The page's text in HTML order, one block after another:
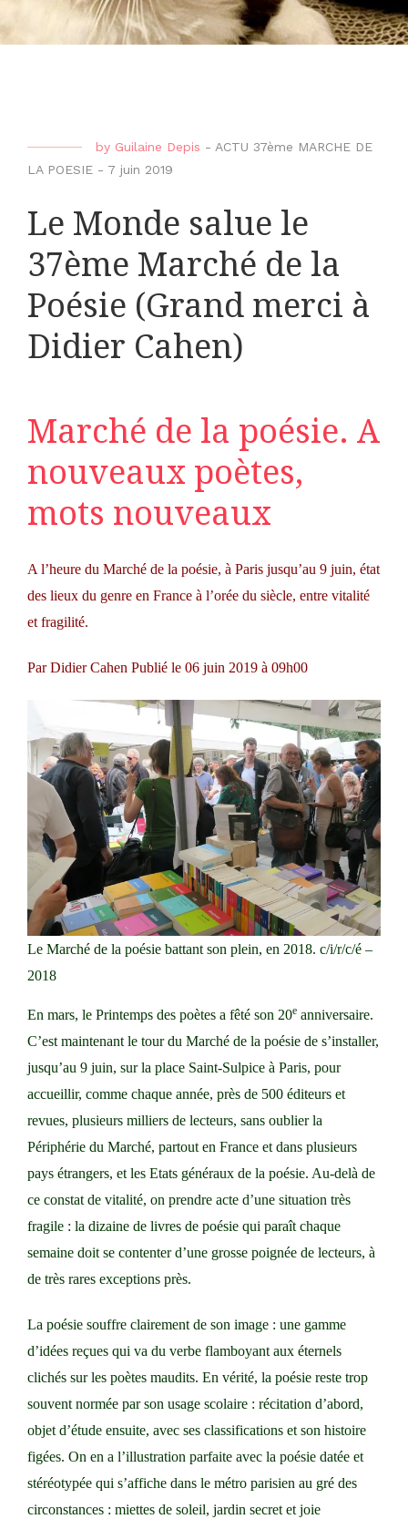
by Guilaine Depis - ACTU 37ème MARCHE DE
LA POESIE - 7 juin 2019
Le Monde salue le
37ème Marché de la
Poésie (Grand merci à
Didier Cahen)
Marché de la poésie. A
nouveaux poètes,
mots nouveaux
A l’heure du Marché de la poésie, à Paris jusqu’au 9 juin, état
des lieux du genre en France à l’orée du siècle, entre vitalité
et fragilité.
ParDidier Cahen Publié le 06 juin 2019 à 09h00
Le Marché de la poésie battant son plein, en 2018. c/i/r/c/é –
2018
En mars, le Printemps des poètes a fêté son 20e anniversaire.
C’est maintenant le tour du Marché de la poésie de s’installer,
jusqu’au 9 juin, sur la place Saint-Sulpice à Paris, pour
accueillir, comme chaque année, près de 500 éditeurs et
revues, plusieurs milliers de lecteurs, sans oublier la
Périphérie du Marché, partout en France et dans plusieurs
pays étrangers, et les Etats généraux de la poésie. Au-delà de
ce constat de vitalité, on prendre acte d’une situation très
fragile : la dizaine de livres de poésie qui paraît chaque
semaine doit se contenter d’une grosse poignée de lecteurs, à
de très rares exceptions près.
La poésie souffre clairement de son image : une gamme
d’idées reçues qui va du verbe flamboyant aux éternels
clichés sur les poètes maudits. En vérité, la poésie reste trop
souvent normée par son usage scolaire : récitation d’abord,
objet d’étude ensuite, avec ses classifications et son histoire
figées. On en a l’illustration parfaite avec la poésie datée et
stéréo­typée qui s’affiche dans le métro parisien au gré des
circonstances : miettes de soleil, jardin secret et joie